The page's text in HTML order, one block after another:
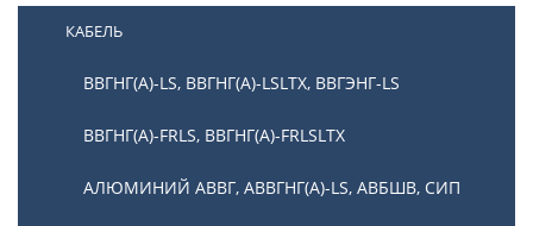
КАБЕЛЬ
ВВГНГ(А)-LS, ВВГНГ(А)-LSLTX, ВВГЭНГ-LS
ВВГНГ(А)-FRLS, ВВГНГ(А)-FRLSLTX
АЛЮМИНИЙ АВВГ, АВВГНГ(А)-LS, АВБШВ, СИП